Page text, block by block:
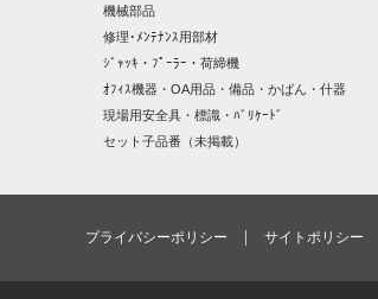
機械部品
修理･ﾒﾝﾃﾅﾝｽ用部材
ｼﾞｬｯｷ・ﾌﾟｰﾗｰ・荷締機
ｵﾌｨｽ機器・OA用品・備品・かばん・什器
現場用安全具・標識・ﾊﾞﾘｹｰﾄﾞ
セット子品番（未掲載）
プライバシーポリシー サイトポリシー